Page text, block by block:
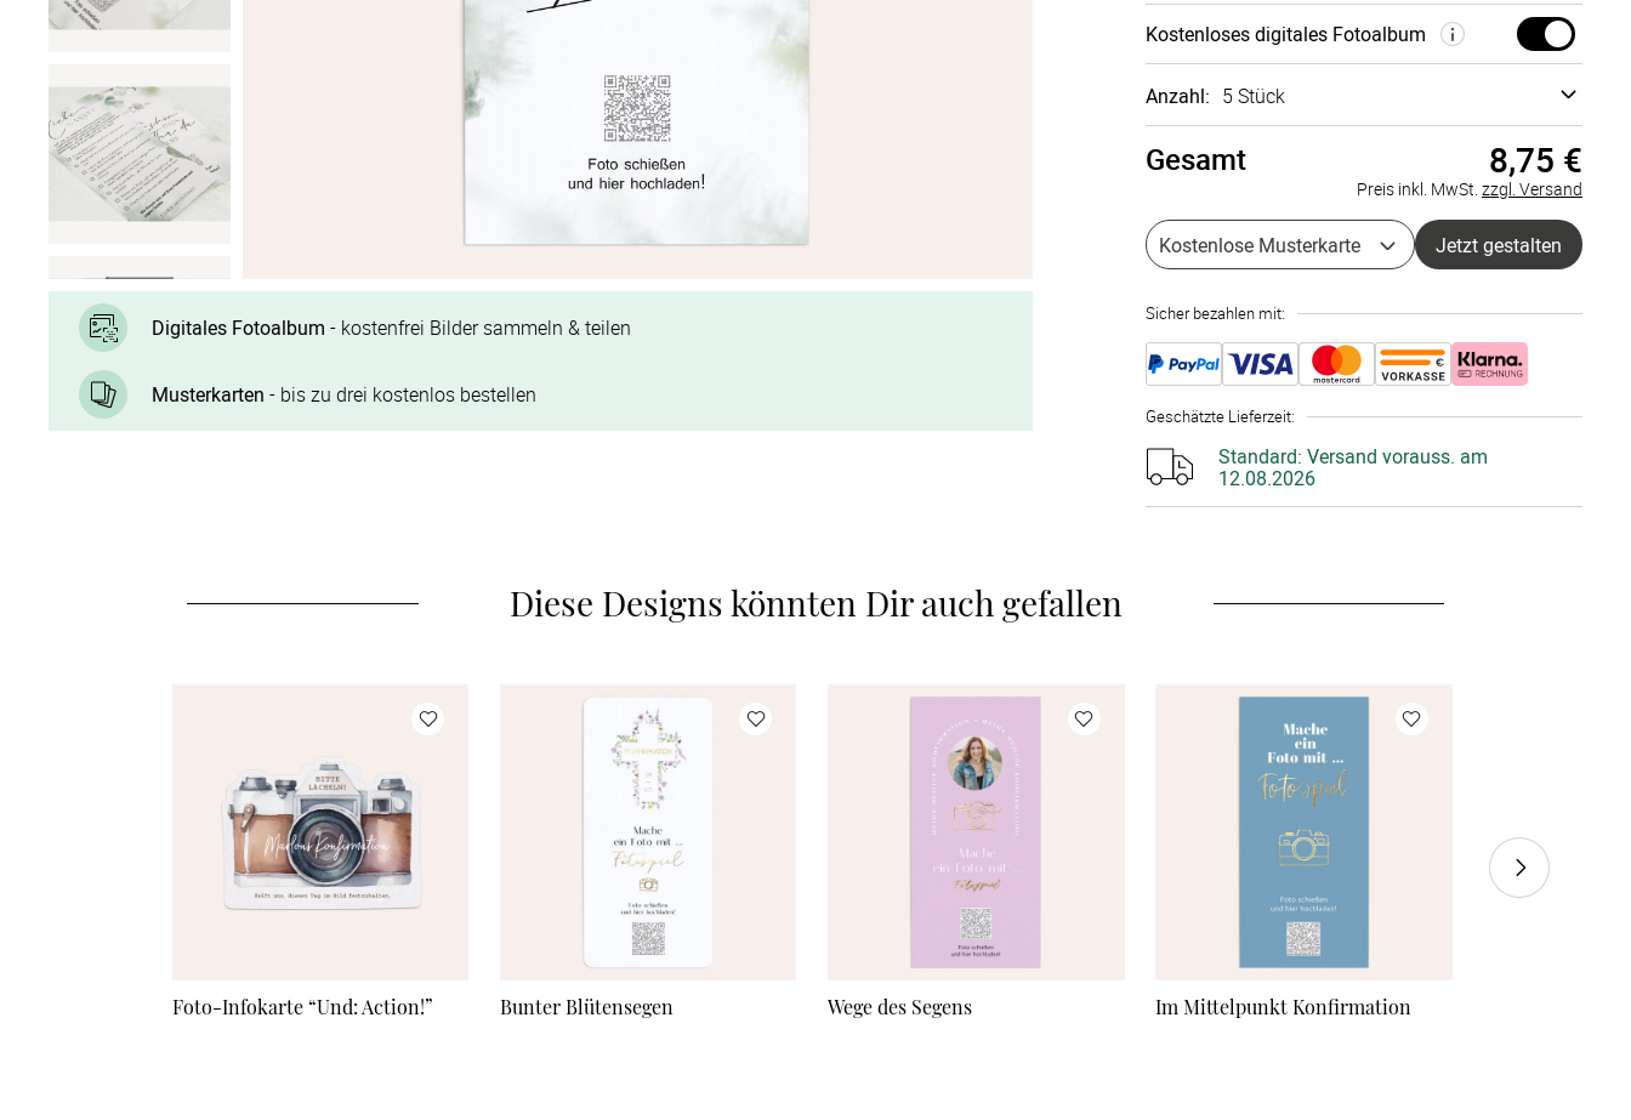
Digitales Fotoalbum - kostenfrei Bilder sammeln & teilen
Musterkarten - bis zu drei kostenlos bestellen
Kosten­loses digi­tales Foto­album
Anzahl: 5 Stück
Musterkarte à 0,00 €
10 Stück à 1,68 €
15 Stück
20 Stück à 1,56 €
25 Stück
30 Stück à 1,44 €
Mehr Karten
Gesamt 8,75 €
Preis inkl. MwSt. zzgl. Versand
Kostenlose Musterkarte Jetzt gestalten
Sicher bezahlen mit:
Geschätzte Lieferzeit:
Standard: Versand vorauss. am
12.08.2026
Diese Designs könnten Dir auch gefallen
Foto-Infokarte “Und: Action!” Bunter Blütensegen Wege des Segens Im Mittelpunkt Konfirmation